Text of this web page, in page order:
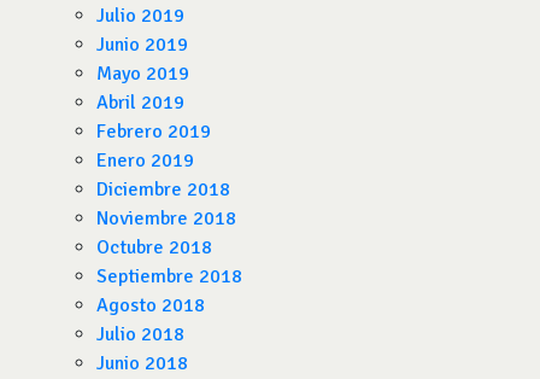
Julio 2019
Junio 2019
Mayo 2019
Abril 2019
Febrero 2019
Enero 2019
Diciembre 2018
Noviembre 2018
Octubre 2018
Septiembre 2018
Agosto 2018
Julio 2018
Junio 2018